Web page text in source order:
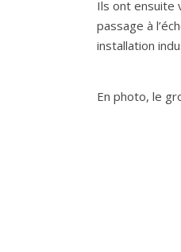
Ils ont ensuite
passage à
installation
En photo, le